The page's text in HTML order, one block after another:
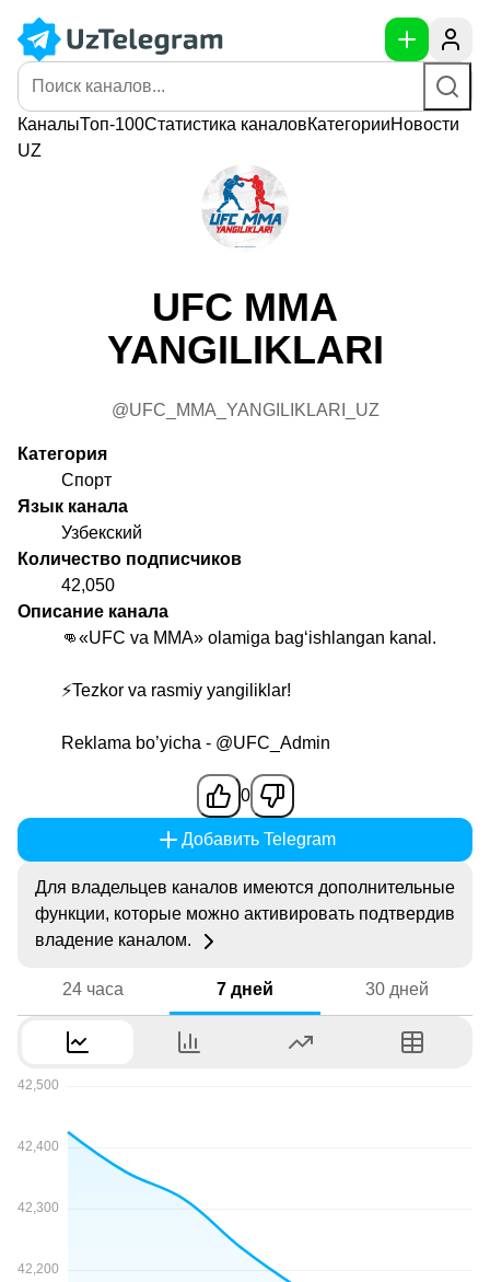
КаналыТоп-100Статистика каналовКатегорииНовости
UZ
UFC MMA
YANGILIKLARI
@UFC_MMA_YANGILIKLARI_UZ
Категория
Спорт
Язык канала
Узбекский
Количество подписчиков
42,050
Описание канала
👊«UFC va MMA» olamiga bag‘ishlangan kanal.
⚡️Tezkor va rasmiy yangiliklar!
Reklama bo’yicha - @UFC_Admin
0
Добавить Telegram
Для владельцев каналов имеются дополнительные
функции, которые можно активировать подтвердив
владение каналом.
24 часа 7 дней 30 дней